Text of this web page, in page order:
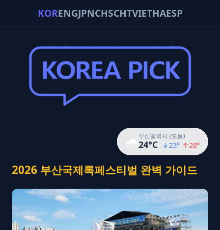
KORENGJPNCHSCHTVIETHAESP
부산광역시 (오늘)
24°C ↓23° ↑28°
2026 부산국제록페스티벌 완벽 가이드